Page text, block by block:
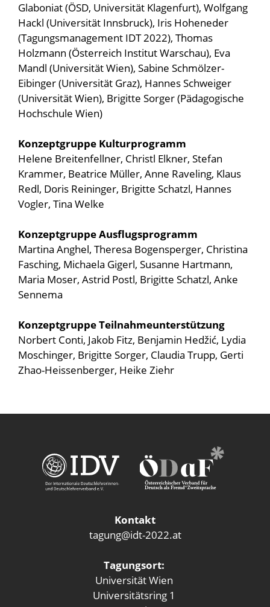
Glaboniat (ÖSD, Universität Klagenfurt), Wolfgang
Hackl (Universität Innsbruck), Iris Hoheneder
(Tagungsmanagement IDT 2022), Thomas
Holzmann (Österreich Institut Warschau), Eva
Mandl (Universität Wien), Sabine Schmölzer-
Eibinger (Universität Graz), Hannes Schweiger
(Universität Wien), Brigitte Sorger (Pädagogische
Hochschule Wien)
Konzeptgruppe Kulturprogramm
Helene Breitenfellner, Christl Elkner, Stefan
Krammer, Beatrice Müller, Anne Raveling, Klaus
Redl, Doris Reininger, Brigitte Schatzl, Hannes
Vogler, Tina Welke
Konzeptgruppe Ausflugsprogramm
Martina Anghel, Theresa Bogensperger, Christina
Fasching, Michaela Gigerl, Susanne Hartmann,
Maria Moser, Astrid Postl, Brigitte Schatzl, Anke
Sennema
Konzeptgruppe Teilnahmeunterstützung
Norbert Conti, Jakob Fitz, Benjamin Hedžić, Lydia
Moschinger, Brigitte Sorger, Claudia Trupp, Gerti
Zhao-Heissenberger, Heike Ziehr
Kontakt
tagung@idt-2022.at
Tagungsort:
Universität Wien
Universitätsring 1